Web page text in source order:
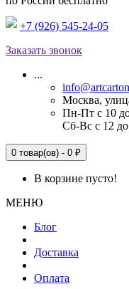
+7 (926) 545-24-05
Заказать звонок
...
Москва,
Пн-Пт с 10
Сб-Вс с 12
0 товар(ов) - 0 ₽
В корзине пусто!
МЕНЮ
Блог
Доставка
Оплата